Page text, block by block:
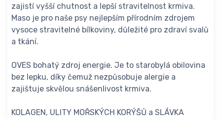
zajistí vyšší chutnost a lepší stravitelnost krmiva.
Maso je pro naše psy nejlepším přírodním zdrojem
vysoce stravitelné bílkoviny, důležité pro zdraví svalů
a tkání.
OVES bohatý zdroj energie. Je to starobylá obilovina
bez lepku, díky čemuž nezpůsobuje alergie a
zajištuje skvělou snášenlivost krmiva.
KOLAGEN, ULITY MOŘSKÝCH KORÝŠŮ a SLÁVKA